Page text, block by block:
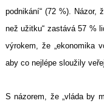
podnikání“ (72 %). Názor,
než užitku“ zastává 57 %
výrokem, že „ekonomika
aby co nejlépe sloužily
S názorem, že „vláda by